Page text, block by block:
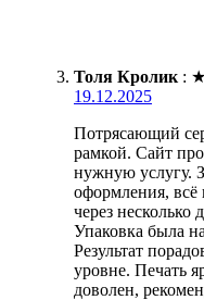
Толя Кролик : ★
19.12.2025
Потрясающий
рамкой. Сайт
нужную услугу.
оформления,
через несколько
Упаковка была
Результат
уровне. Печать
доволен,